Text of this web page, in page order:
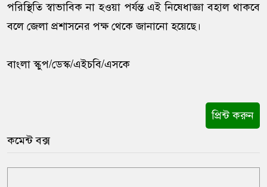
পরিস্থিতি স্বাভাবিক না হওয়া পর্যন্ত এই নিষেধাজ্ঞা বহাল থাকবে
বলে জেলা প্রশাসনের পক্ষ থেকে জানানো হয়েছে।
বাংলা স্কুপ/ডেস্ক/এইচবি/এসকে
প্রিন্ট করুন
কমেন্ট বক্স